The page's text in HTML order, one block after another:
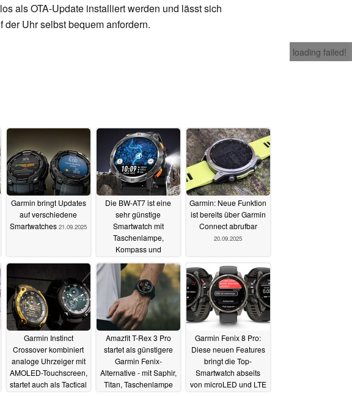
als OTA-Update installiert werden und lässt sich
Uhr selbst bequem anfordern.
loading failed!
Garmin bringt Updates
auf verschiedene
Smartwatches 21.09.2025
Die BW-AT7 ist eine
sehr günstige
Smartwatch mit
Taschenlampe,
Kompass und
20.09.2025
Garmin: Neue Funktion
ist bereits über Garmin
Connect abrufbar
20.09.2025
Garmin Instinct
Crossover kombiniert
analoge Uhrzeiger mit
AMOLED-Touchscreen,
startet auch als Tactical
Amazfit T-Rex 3 Pro
startet als günstigere
Garmin Fenix-
Alternative - mit Saphir,
Titan, Taschenlampe
Garmin Fenix 8 Pro:
Diese neuen Features
bringt die Top-
Smartwatch abseits
von microLED und LTE